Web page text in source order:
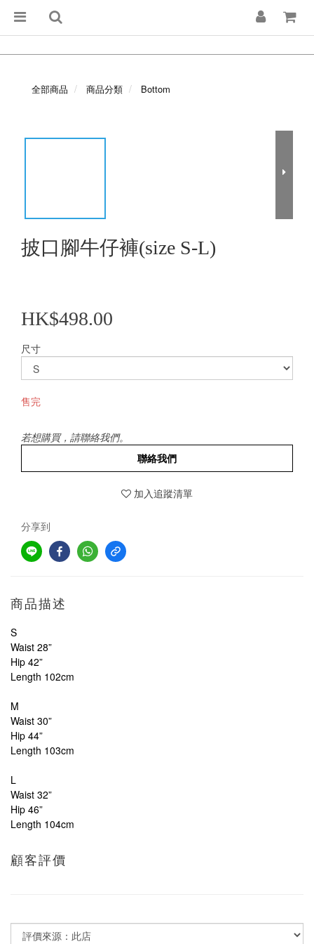
全部商品 商品分類 Bottom
披口腳牛仔褲(size S-L)
HK$498.00
尺寸
售完
若想購買，請聯絡我們。
聯絡我們
加入追蹤清單
分享到
商品描述
S
Waist 28”
Hip 42”
Length 102cm
M
Waist 30”
Hip 44”
Length 103cm
L
Waist 32”
Hip 46”
Length 104cm
顧客評價